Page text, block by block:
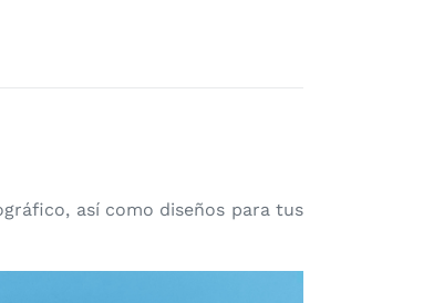
así como diseños para tus